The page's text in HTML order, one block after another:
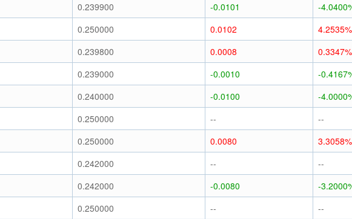
0.239900 -0.0101
-
0.250000 0.0102
4.2535%
0.239800 0.0008
0.3347%
0.239000 -0.0010
-
0.240000 -0.0100
-
0.250000 --
--
0.250000 0.0080
3.3058%
0.242000 --
--
0.242000 -0.0080
-
0.250000 --
--